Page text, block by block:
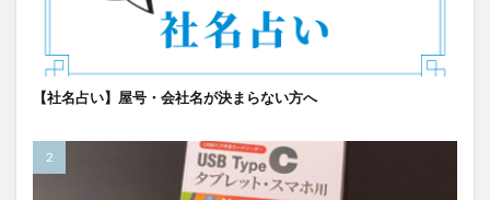
【社名占い】屋号・会社名が決まらない方へ